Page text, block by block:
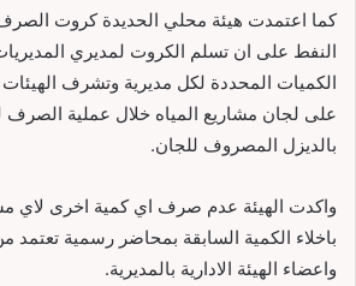
كما اعتمدت هيئة محلي الحديدة كروت
النفط على ان تسلم الكروت لمديري
الكميات المحددة لكل مديرية وتشرف الهيئات
على لجان مشاريع المياه خلال عملية الصرف
بالديزل المصروف للجان.
واكدت الهيئة عدم صرف اي كمية اخرى لاي
باخلاء الكمية السابقة بمحاضر رسمية تعتمد
واعضاء الهيئة الادارية بالمديرية.